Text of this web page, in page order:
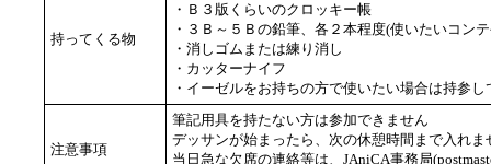
持ってくる物
・Ｂ３版くらいのクロッキー帳
・３Ｂ～５Ｂの鉛筆、各２本程度(使いたいコン
・消しゴムまたは練り消し
・カッターナイフ
・イーゼルをお持ちの方で使いたい場合は持参し
注意事項
筆記用具を持たない方は参加できません
デッサンが始まったら、次の休憩時間まで入れ
当日急な欠席の連絡等は、JAniCA事務局